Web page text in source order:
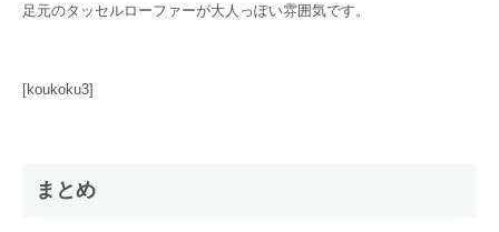
足元のタッセルローファーが大人っぽい雰囲気です。
[koukoku3]
まとめ